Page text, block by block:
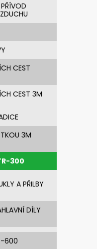
CEST
CEST 3M
3M
300
A PŘILBY
DÍLY
600
3M
G5-